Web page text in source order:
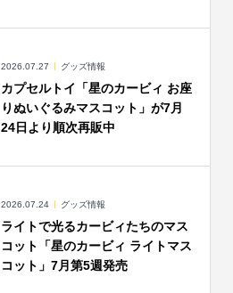
2026.07.27 グッズ情報
カプセルトイ「星のカービィ お座
りぬいぐるみマスコット」が7月
24日より順次再販中
2026.07.24 グッズ情報
ライトで光るカービィたちのマス
コット「星のカービィ ライトマス
コット」7月第5週発売